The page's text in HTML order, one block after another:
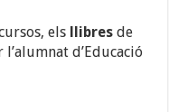
els llibres de
l’alumnat d’Educació